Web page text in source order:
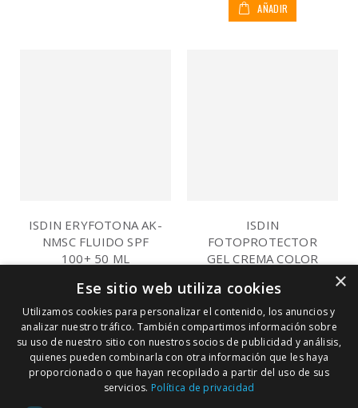
AÑADIR
ISDIN ERYFOTONA AK-
NMSC FLUIDO SPF
100+ 50 ML
26,95 €
AÑADIR
ISDIN
FOTOPROTECTOR
GEL CREMA COLOR
28,70 €
AÑADIR
×
Ese sitio web utiliza cookies
Utilizamos cookies para personalizar el contenido, los anuncios y
analizar nuestro tráfico. También compartimos información sobre
su uso de nuestro sitio con nuestros socios de publicidad y análisis,
quienes pueden combinarla con otra información que les haya
proporcionado o que hayan recopilado a partir del uso de sus
servicios. Política de privacidad